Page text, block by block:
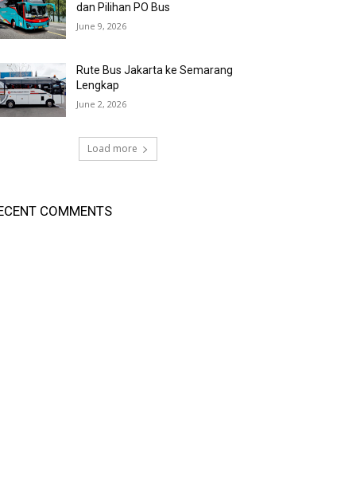
dan Pilihan PO Bus
June 9, 2026
Rute Bus Jakarta ke Semarang
Lengkap
June 2, 2026
Load more
COMMENTS